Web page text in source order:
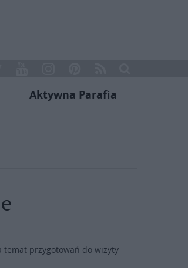
Aktywna Parafia
temat przygotowań do wizyty